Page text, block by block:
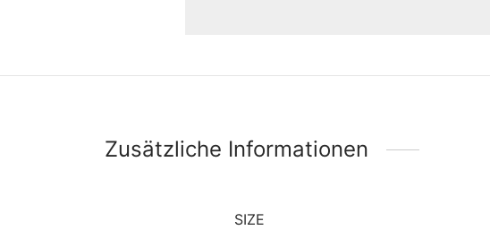
Zusätzliche Informationen
SIZE